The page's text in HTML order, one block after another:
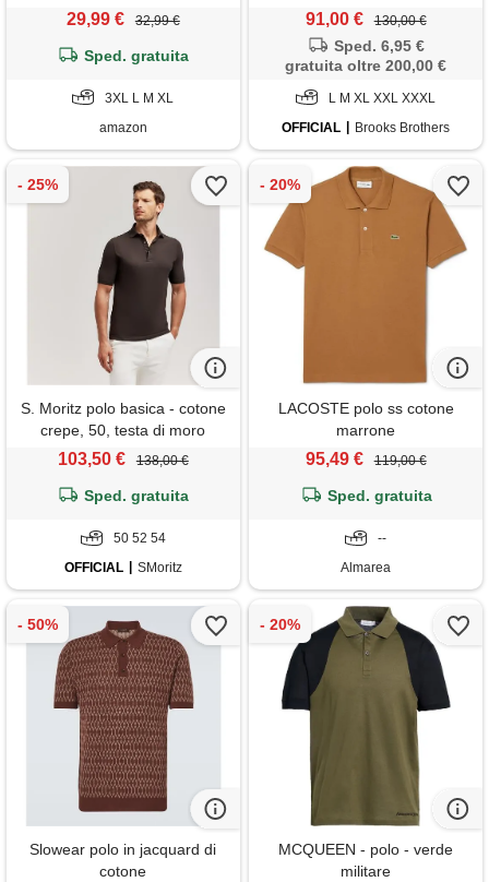
maglietta raglan cotone
29,99 € 32,99 €
Sped. gratuita
3XL L M XL
amazon
marrone chiaro
91,00 € 130,00 €
Sped. 6,95 €
gratuita oltre 200,00 €
L M XL XXL XXXL
OFFICIAL
Brooks Brothers
S. Moritz polo basica - cotone
crepe, 50, testa di moro
103,50 € 138,00 €
Sped. gratuita
50 52 54
OFFICIAL
SMoritz
LACOSTE polo ss cotone
marrone
95,49 € 119,00 €
Sped. gratuita
--
Almarea
Slowear polo in jacquard di
cotone
MCQUEEN - polo - verde
militare